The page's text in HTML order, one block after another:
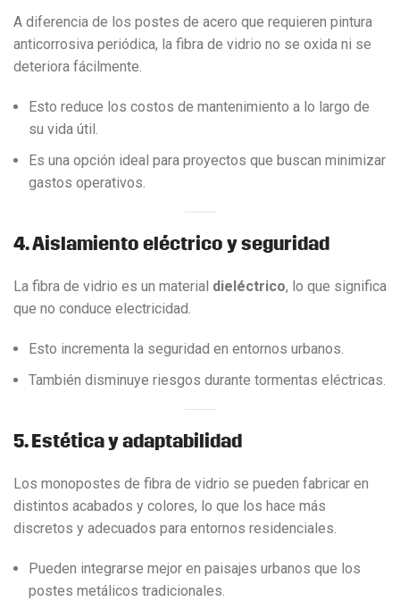
A diferencia de los postes de acero que requieren pintura
anticorrosiva periódica, la fibra de vidrio no se oxida ni se
deteriora fácilmente.
Esto reduce los costos de mantenimiento a lo largo de
su vida útil.
Es una opción ideal para proyectos que buscan minimizar
gastos operativos.
4. Aislamiento eléctrico y seguridad
La fibra de vidrio es un material dieléctrico, lo que significa
que no conduce electricidad.
Esto incrementa la seguridad en entornos urbanos.
También disminuye riesgos durante tormentas eléctricas.
5. Estética y adaptabilidad
Los monopostes de fibra de vidrio se pueden fabricar en
distintos acabados y colores, lo que los hace más
discretos y adecuados para entornos residenciales.
Pueden integrarse mejor en paisajes urbanos que los
postes metálicos tradicionales.